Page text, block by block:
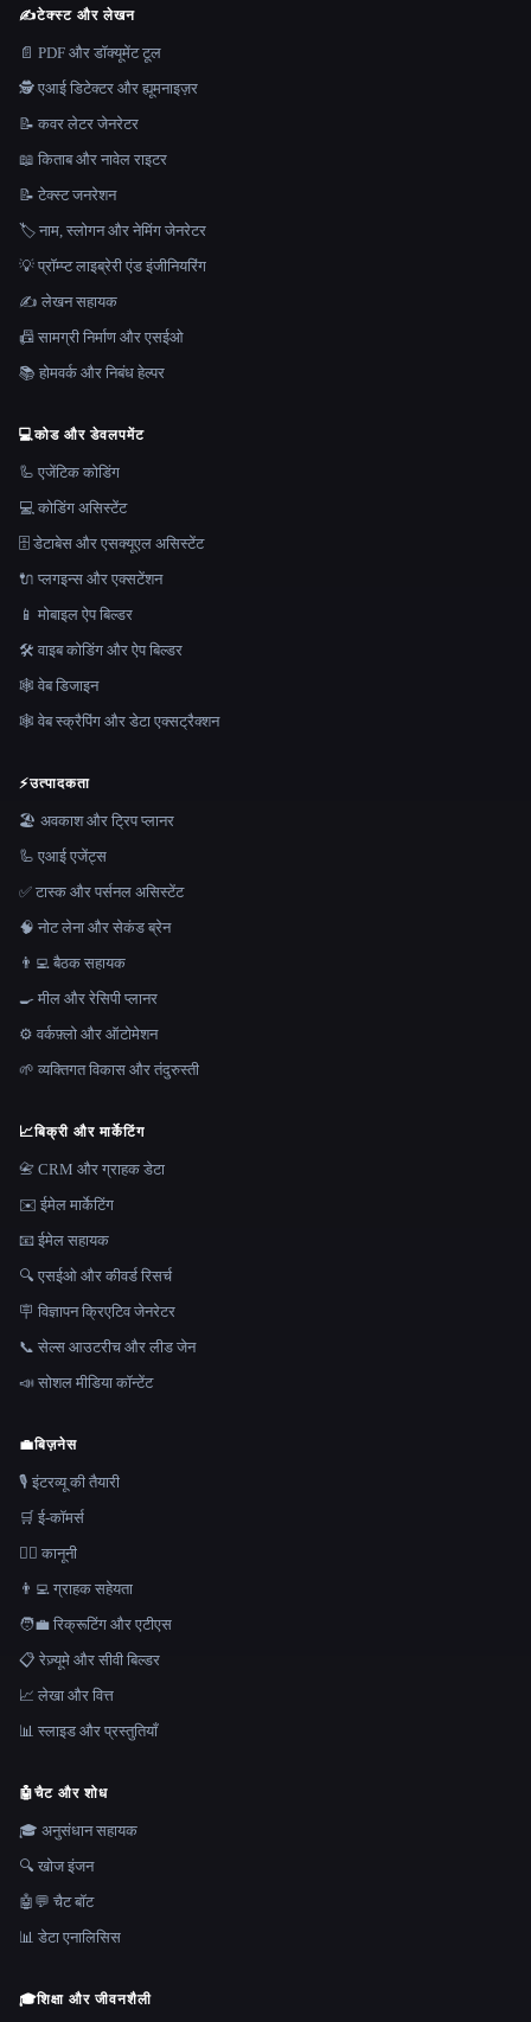
✍️टेक्स्ट और लेखन
📄 PDF और डॉक्यूमेंट टूल
🕵️ एआई डिटेक्टर और ह्यूमनाइज़र
📝 कवर लेटर जेनरेटर
📖 किताब और नावेल राइटर
📝 टेक्स्ट जनरेशन
🏷️ नाम, स्लोगन और नेमिंग जेनरेटर
💡 प्रॉम्प्ट लाइब्रेरी एंड इंजीनियरिंग
✍️ लेखन सहायक
📠 सामग्री निर्माण और एसईओ
📚 होमवर्क और निबंध हेल्पर
💻कोड और डेवलपमेंट
🦾 एजेंटिक कोडिंग
💻 कोडिंग असिस्टेंट
🗄️ डेटाबेस और एसक्यूएल असिस्टेंट
🔌 प्लगइन्स और एक्सटेंशन
📱 मोबाइल ऐप बिल्डर
🛠️ वाइब कोडिंग और ऐप बिल्डर
🕸 वेब डिजाइन
🕸️ वेब स्क्रैपिंग और डेटा एक्सट्रैक्शन
⚡उत्पादकता
🏖 अवकाश और ट्रिप प्लानर
🦾 एआई एजेंट्स
✅ टास्क और पर्सनल असिस्टेंट
🧠 नोट लेना और सेकंड ब्रेन
👨‍💻 बैठक सहायक
🍳 मील और रेसिपी प्लानर
⚙️ वर्कफ़्लो और ऑटोमेशन
🌱 व्यक्तिगत विकास और तंदुरुस्ती
📈बिक्री और मार्केटिंग
📇 CRM और ग्राहक डेटा
✉️ ईमेल मार्केटिंग
📧 ईमेल सहायक
🔍 एसईओ और कीवर्ड रिसर्च
🪧 विज्ञापन क्रिएटिव जेनरेटर
📞 सेल्स आउटरीच और लीड जेन
📣 सोशल मीडिया कॉन्टेंट
💼बिज़नेस
🎙️ इंटरव्यू की तैयारी
🛒 ई-कॉमर्स
👩‍⚖️ कानूनी
👨‍💻 ग्राहक सहेयता
🧑‍💼 रिक्रूटिंग और एटीएस
📋 रेज़्यूमे और सीवी बिल्डर
📈 लेखा और वित्त
📊 स्लाइड और प्रस्तुतियाँ
🤖चैट और शोध
🎓 अनुसंधान सहायक
🔍 खोज इंजन
🤖💬 चैट बॉट
📊 डेटा एनालिसिस
🎓शिक्षा और जीवनशैली